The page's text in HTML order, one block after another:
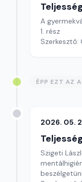
A
1. rész
ÉPP EZT AZ
2026. 05.
Szigeti